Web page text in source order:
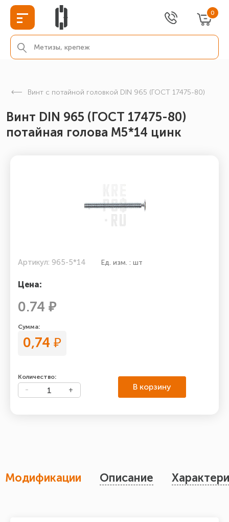
0
Винт с потайной головкой DIN 965 (ГОСТ 17475-80)
Винт DIN 965 (ГОСТ 17475-80)
потайная голова М5*14 цинк
Артикул: 965-5*14 Ед. изм. : шт
Цена:
0.74 ₽
Сумма:
0,74 ₽
Количество:
В корзину
Модификации Описание